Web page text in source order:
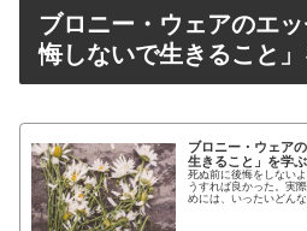
ブロニー・ウェアのエ
悔しないで生きること」
ブロニー・ウェア
生きること」を学ぶ
死ぬ前に後悔をしない
うすれば良かった。実
めには、いったいどん